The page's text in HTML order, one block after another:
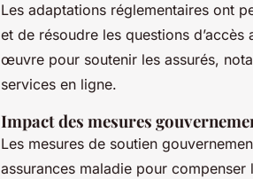
Les adaptations réglementaires ont
et de résoudre les questions
œuvre pour soutenir les assurés,
services en ligne.
Impact des mesures
Les mesures de soutien
assurances maladie pour compenser